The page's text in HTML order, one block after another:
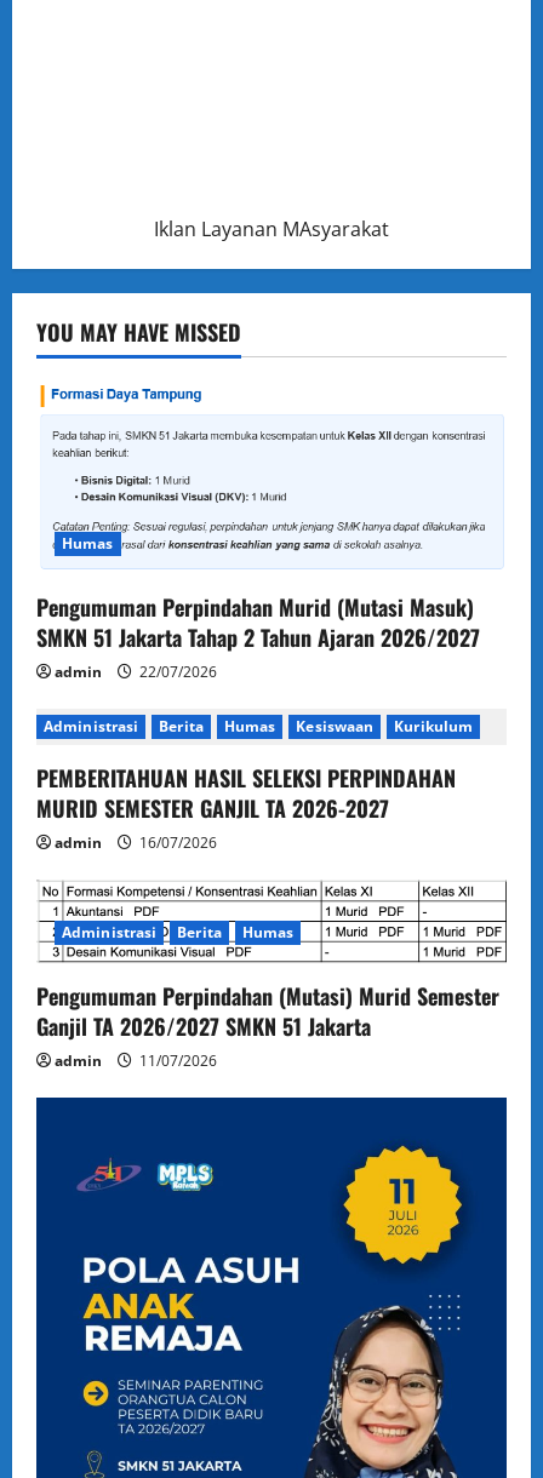
Iklan Layanan MAsyarakat
YOU MAY HAVE MISSED
Humas
Pengumuman Perpindahan Murid (Mutasi Masuk)
SMKN 51 Jakarta Tahap 2 Tahun Ajaran 2026/2027
admin 22/07/2026
Administrasi Berita Humas Kesiswaan Kurikulum
PEMBERITAHUAN HASIL SELEKSI PERPINDAHAN
MURID SEMESTER GANJIL TA 2026-2027
admin 16/07/2026
Administrasi Berita Humas
Pengumuman Perpindahan (Mutasi) Murid Semester
Ganjil TA 2026/2027 SMKN 51 Jakarta
admin 11/07/2026